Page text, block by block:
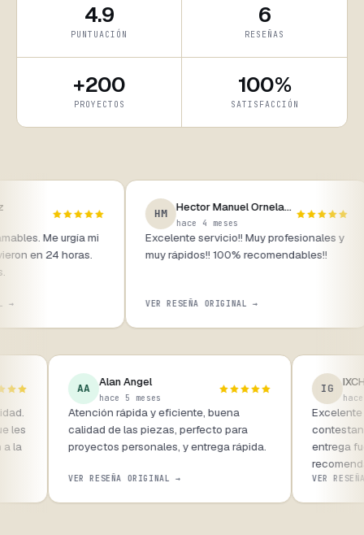
4.9
PUNTUACIÓN
6
RESEÑAS
+200
PROYECTOS
100%
SATISFACCIÓN
Me urgía mi
en 24 horas.
→
HM Hector Manuel Ornelas Gamon
hace 4 meses
Excelente servicio!! Muy profesionales y
muy rápidos!! 100% recomendables!!
VER RESEÑA ORIGINAL →
les
a la
AA Alan Angel
hace 5 meses
Atención rápida y eficiente, buena
calidad de las piezas, perfecto para
proyectos personales, y entrega rápida.
VER RESEÑA ORIGINAL →
IG
entrega
VER